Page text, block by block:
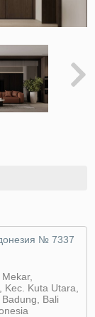
№ 7337
Kec. Kuta Utara,
Bali